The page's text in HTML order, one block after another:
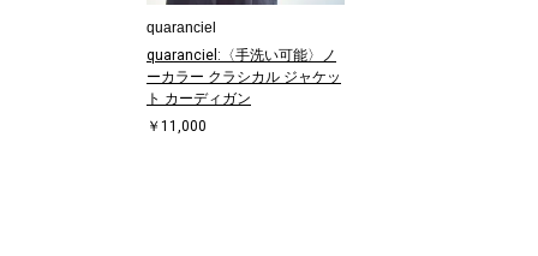
quaranciel
quaranciel:〈手洗い可能〉ノ
ーカラー クラシカル ジャケッ
ト カーディガン
￥11,000